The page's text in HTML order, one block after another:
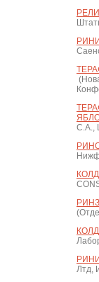
С.А.,
Лтд,